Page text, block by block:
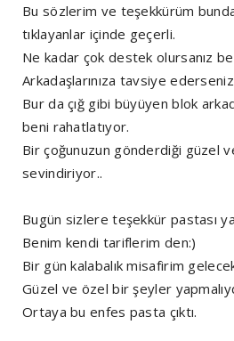
Bu sözlerim ve teşekkürüm
tıklayanlar içinde geçerli.
Ne kadar çok destek olursanız
Arkadaşlarınıza tavsiye
Bur da çığ gibi büyüyen blok
beni rahatlatıyor.
Bir çoğunuzun gönderdiği güzel
sevindiriyor..
Bugün sizlere teşekkür pastası
Benim kendi tariflerim den:)
Bir gün kalabalık misafirim
Güzel ve özel bir şeyler
Ortaya bu enfes pasta çıktı.